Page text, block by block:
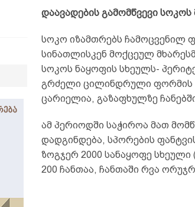
დაავადების გამომწვევი
სოკო იზამთრებს ჩამოცვენილ
სინათლისკენ მოქცეულ
სოკოს ნაყოფის სხეულს-
გრძელი ცილინდრული ფორმის
ცარიელია, გაზაფხულზე
ამ პერიოდში საჭიროა მათ
დადგინდება, სპორების
ზოგჯერ 2000 სანაყოფე
200 ჩანთაა, ჩანთაში რვა